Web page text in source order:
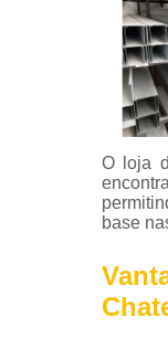
O loja
base